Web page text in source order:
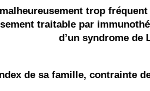
trop
traitable par
d’un syndrome de
de sa famille, contrainte